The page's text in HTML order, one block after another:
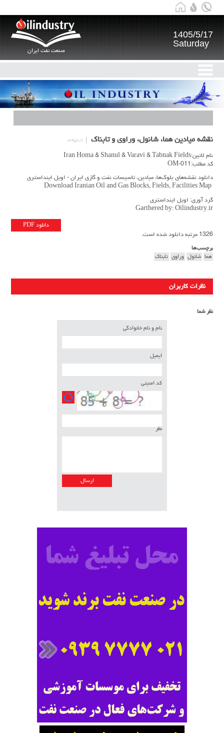
صنعت نفت ایران
1405/5/17
Saturday
نقشه میادین هما، شانول، وراوی و تابناک ۱۳۹۵/۱/۱
نام لاتین:Iran Homa & Shanul & Varavi & Tabnak Fields
کد مطلب:OM-011
دانلود نقشه‌های بلوک‌ها، میادین، تاسیسات نفت و گازی ایران - اویل اینداستری
Download Iranian Oil and Gas Blocks, Fields, Facilities Map
گرد آوری: اویل اینداستری
Garthered by: Oilindustry.ir
دانلود PDF
1326 مرتبه دانلود شده است.
برچسب‌ها
هما شانول وراوی تابناک
نظرات کاربران
نظر شما
نام و نام خانوادگی
ایمیل
کد امنیتی
نظر